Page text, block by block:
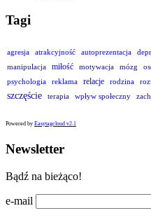
Tagi
agresja atrakcyjność autoprezentacja
manipulacja
miłość motywacja mózg
psychologia
reklama relacje rodzina
szczęście terapia wpływ społeczny
Powered by Easytagcloud v2.1
Newsletter
Bądź na bieżąco!
e-mail